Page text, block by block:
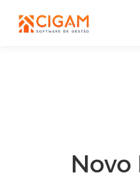
Novo